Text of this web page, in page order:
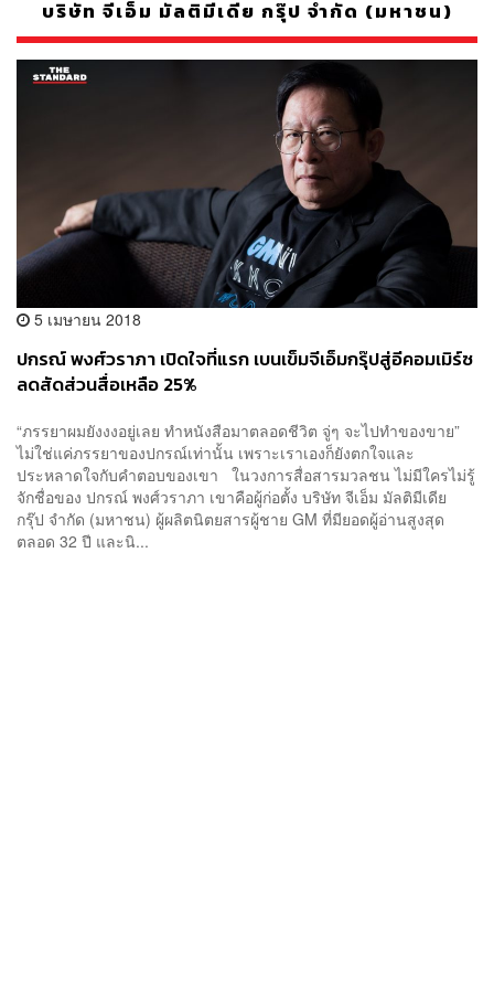
บริษัท จีเอ็ม มัลติมีเดีย กรุ๊ป จำกัด (มหาชน)
5 เมษายน 2018
ปกรณ์ พงศ์วราภา เปิดใจที่แรก เบนเข็มจีเอ็มกรุ๊ปสู่อีคอมเมิร์ซ
ลดสัดส่วนสื่อเหลือ 25%
“ภรรยาผมยังงงอยู่เลย ทำหนังสือมาตลอดชีวิต จู่ๆ จะไปทำของขาย”
ไม่ใช่แค่ภรรยาของปกรณ์เท่านั้น เพราะเราเองก็ยังตกใจและ
ประหลาดใจกับคำตอบของเขา ในวงการสื่อสารมวลชน ไม่มีใครไม่รู้
จักชื่อของ ปกรณ์ พงศ์วราภา เขาคือผู้ก่อตั้ง บริษัท จีเอ็ม มัลติมีเดีย
กรุ๊ป จำกัด (มหาชน) ผู้ผลิตนิตยสารผู้ชาย GM ที่มียอดผู้อ่านสูงสุด
ตลอด 32 ปี และนิ...